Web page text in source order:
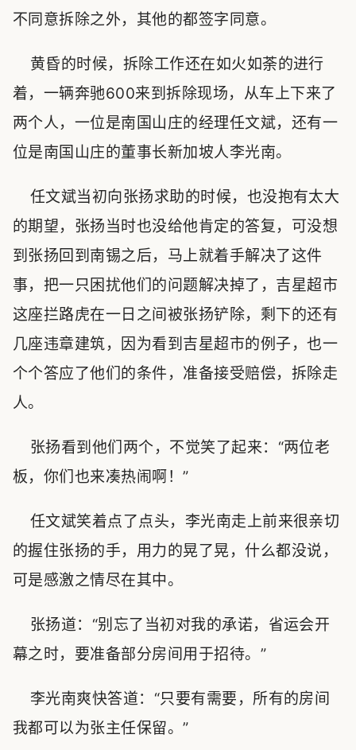
不同意拆除之外，其他的都签字同意。
黄昏的时候，拆除工作还在如火如荼的进行
着，一辆奔驰600来到拆除现场，从车上下来了
两个人，一位是南国山庄的经理任文斌，还有一
位是南国山庄的董事长新加坡人李光南。
任文斌当初向张扬求助的时候，也没抱有太大
的期望，张扬当时也没给他肯定的答复，可没想
到张扬回到南锡之后，马上就着手解决了这件
事，把一只困扰他们的问题解决掉了，吉星超市
这座拦路虎在一日之间被张扬铲除，剩下的还有
几座违章建筑，因为看到吉星超市的例子，也一
个个答应了他们的条件，准备接受赔偿，拆除走
人。
张扬看到他们两个，不觉笑了起来：“两位老
板，你们也来凑热闹啊！”
任文斌笑着点了点头，李光南走上前来很亲切
的握住张扬的手，用力的晃了晃，什么都没说，
可是感激之情尽在其中。
张扬道：“别忘了当初对我的承诺，省运会开
幕之时，要准备部分房间用于招待。”
李光南爽快答道：“只要有需要，所有的房间
我都可以为张主任保留。”